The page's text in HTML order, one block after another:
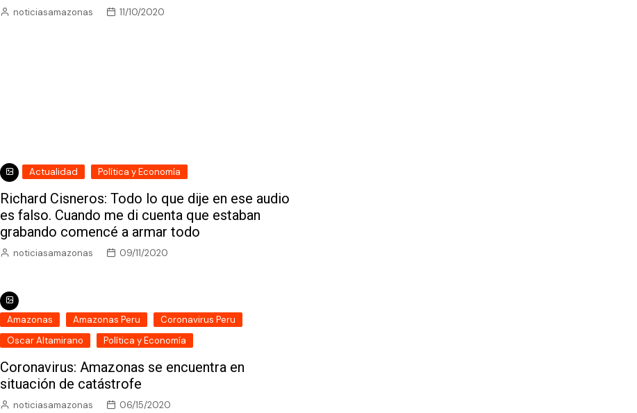
noticiasamazonas 11/10/2020
Actualidad Política y Economía
Richard Cisneros: Todo lo que dije en ese audio
es falso. Cuando me di cuenta que estaban
grabando comencé a armar todo
noticiasamazonas 09/11/2020
Amazonas Amazonas Peru
Coronavirus Peru
Oscar Altamirano
Política y Economía
Coronavirus: Amazonas se encuentra en
situación de catástrofe
noticiasamazonas 06/15/2020